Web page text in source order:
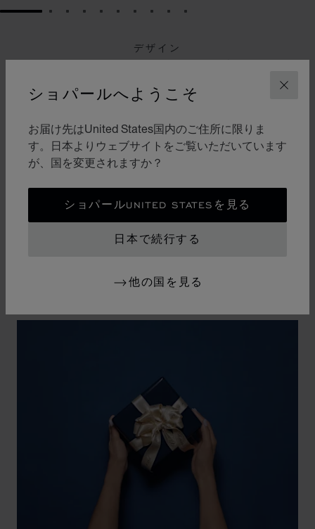
閉じる
ショパールへようこそ
お届け先はUnited States国内のご住所に限りま
す。日本よりウェブサイトをご覧いただいています
が、国を変更されますか？
ショパールUNITED STATESを見る
日本で続行する
他の国を見る
GO TO SLIDE 1GO TO SLIDE 2
GO TO SLIDE 3
GO TO SLIDE 4
GO TO SLIDE 5
GO TO SLIDE 6
GO TO SLIDE 7
GO TO SLIDE 8
GO TO SLIDE 9
GO TO SLIDE 10
デザイン
アイコニックなデザイン
曲線と柔らかなラインが特徴の「ハッピースポーツ」
けウォッチの傑作です。このウォッチは、20世紀に女
性たちの生き方を変えた自由な気風を反映し、シンボリ
ックなムービングダイヤモンドの華麗な舞台を提供しま
す。ダイヤモンドの気品とステンレスティールの堅牢さ
を兼ね備えた史上初のウォッチである「ハッピースポー
ツ」ダイヤモンドウォッチは、ユニークなデザインが魅
力のウォッチ＆ジュエリーのクロスロードに位置するア